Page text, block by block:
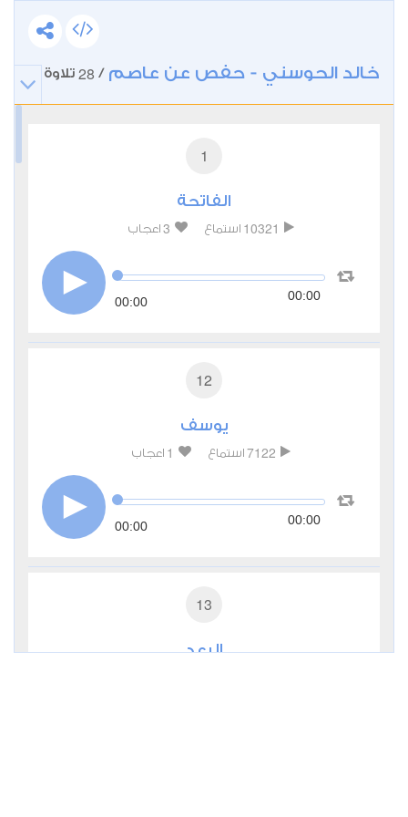
خالد الحوسني - حفص عن عاصم /
28 تلاوة
1
الفاتحة
10321 استماع 3 اعجاب
00:00 00:00
12
يوسف
7122 استماع 1 اعجاب
00:00 00:00
13
الرعد